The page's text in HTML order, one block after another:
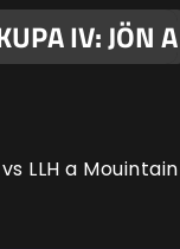
IV: JÖN A
LLH a Mouintain